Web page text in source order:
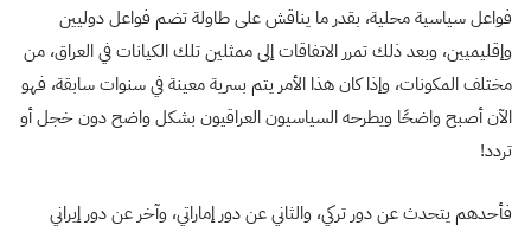
فواعل سياسية محلية، بقدر ما يناقش على طاولة تضم فواعل دوليين
وإقليميين، وبعد ذلك تمرر الاتفاقات إلى ممثلين تلك الكيانات في العراق، من
مختلف المكونات، وإذا كان هذا الأمر يتم بسرية معينة في سنوات سابقة، فهو
الآن أصبح واضحًا ويطرحه السياسيون العراقيون بشكل واضح دون خجل أو
تردد!
فأحدهم يتحدث عن دور تركي، والثاني عن دور إماراتي، وآخر عن دور إيراني